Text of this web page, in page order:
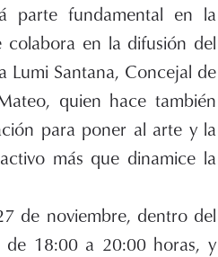
parte fundamental en la
en la difusión del
Lumi Santana, Concejal de
quien hace también
para poner al arte y la
más que dinamice la
de noviembre, dentro del
18:00 a 20:00 horas, y